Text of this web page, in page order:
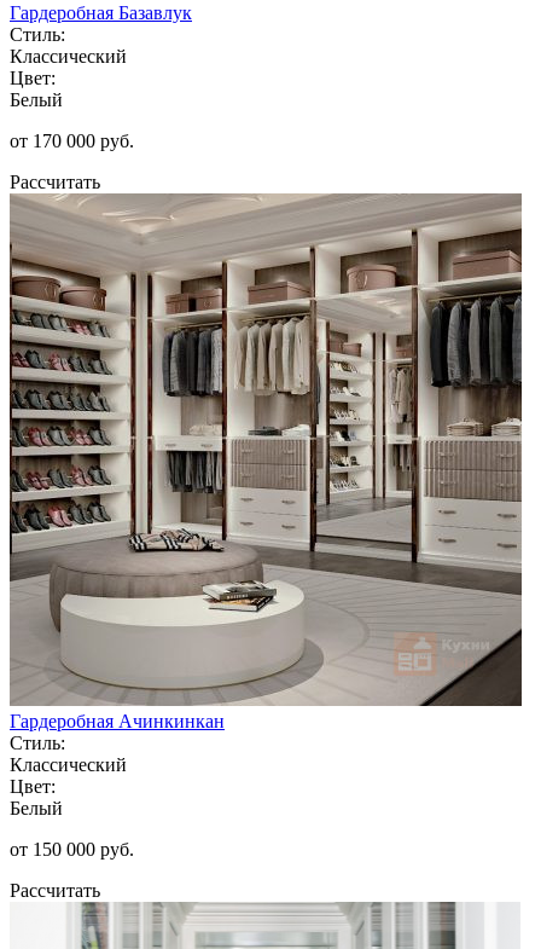
Гардеробная Базавлук
Стиль:
Классический
Цвет:
Белый
от 170 000 руб.
Рассчитать
Гардеробная Ачинкинкан
Стиль:
Классический
Цвет:
Белый
от 150 000 руб.
Рассчитать